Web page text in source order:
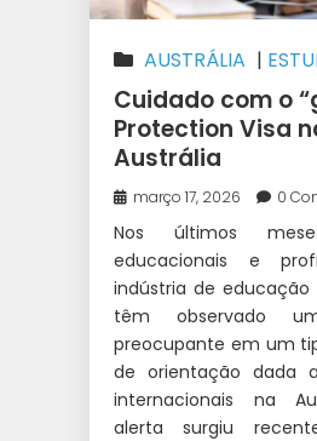
AUSTRÁLIA |
AUSTRÁLIA |
TRABALHO
INTERCÂMBIO
DURANTE O
WEST 1 INTERCÂMBIO
Cuidado com o
Protection Visa
Austrália
março 17, 2026 0
Nos últimos
educacionais e
indústria de educação
têm observado
preocupante em um
de orientação dada
internacionais na
alerta surgiu